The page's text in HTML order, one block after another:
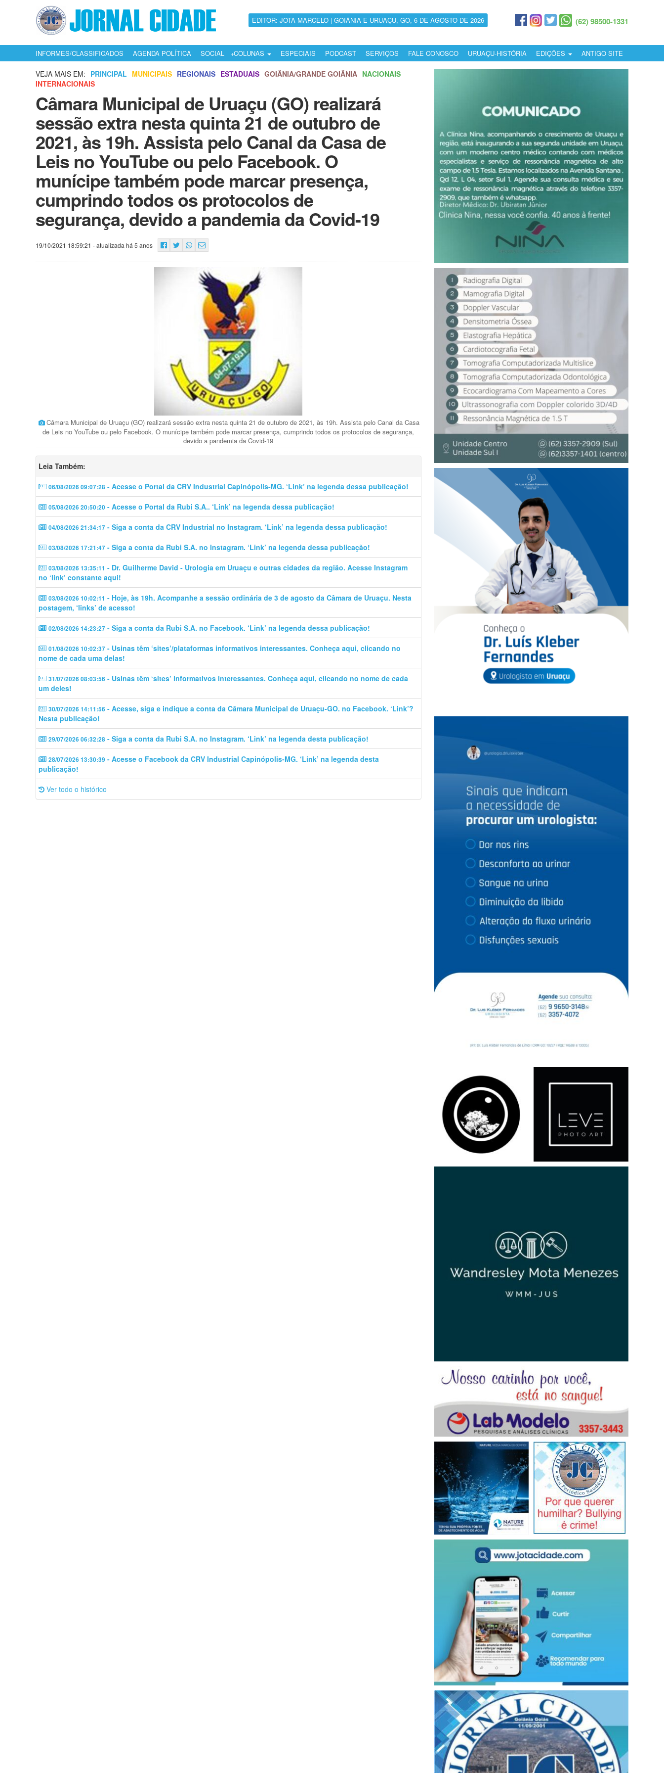
EDITOR: JOTA MARCELO | GOIÂNIA E URUAÇU, GO, 6 DE AGOSTO DE 2026 (62) 98500-1331
INFORMES/CLASSIFICADOS AGENDA POLÍTICA SOCIAL COLUNAS ESPECIAIS PODCAST SERVIÇOS FALE CONOSCO URUAÇU-HISTÓRIA EDIÇÕES ANTIGO SITE
VEJA MAIS EM: PRINCIPAL MUNICIPAIS REGIONAIS ESTADUAIS GOIÂNIA/GRANDE GOIÂNIA NACIONAIS
INTERNACIONAIS
Câmara Municipal de Uruaçu (GO) realizará
sessão extra nesta quinta 21 de outubro de
2021, às 19h. Assista pelo Canal da Casa de
Leis no YouTube ou pelo Facebook. O
munícipe também pode marcar presença,
cumprindo todos os protocolos de
segurança, devido a pandemia da Covid-19
19/10/2021 18:59:21 - atualizada há 5 anos
Câmara Municipal de Uruaçu (GO) realizará sessão extra nesta quinta 21 de outubro de 2021, às 19h. Assista pelo Canal da Casa
de Leis no YouTube ou pelo Facebook. O munícipe também pode marcar presença, cumprindo todos os protocolos de segurança,
devido a pandemia da Covid-19
Leia Também:
06/08/2026 09:07:28 - Acesse o Portal da CRV Industrial Capinópolis-MG. ‘Link’ na legenda dessa publicação!
05/08/2026 20:50:20 - Acesse o Portal da Rubi S.A.. ‘Link’ na legenda dessa publicação!
04/08/2026 21:34:17 - Siga a conta da CRV Industrial no Instagram. ‘Link’ na legenda dessa publicação!
03/08/2026 17:21:47 - Siga a conta da Rubi S.A. no Instagram. ‘Link’ na legenda dessa publicação!
03/08/2026 13:35:11 - Dr. Guilherme David - Urologia em Uruaçu e outras cidades da região. Acesse Instagram
no ‘link’ constante aqui!
03/08/2026 10:02:11 - Hoje, às 19h. Acompanhe a sessão ordinária de 3 de agosto da Câmara de Uruaçu. Nesta
postagem, ‘links’ de acesso!
02/08/2026 14:23:27 - Siga a conta da Rubi S.A. no Facebook. ‘Link’ na legenda dessa publicação!
01/08/2026 10:02:37 - Usinas têm ‘sites’/plataformas informativos interessantes. Conheça aqui, clicando no
nome de cada uma delas!
31/07/2026 08:03:56 - Usinas têm ‘sites’ informativos interessantes. Conheça aqui, clicando no nome de cada
um deles!
30/07/2026 14:11:56 - Acesse, siga e indique a conta da Câmara Municipal de Uruaçu-GO. no Facebook. ‘Link’?
Nesta publicação!
29/07/2026 06:32:28 - Siga a conta da Rubi S.A. no Instagram. ‘Link’ na legenda desta publicação!
28/07/2026 13:30:39 - Acesse o Facebook da CRV Industrial Capinópolis-MG. ‘Link’ na legenda desta
publicação!
Ver todo o histórico